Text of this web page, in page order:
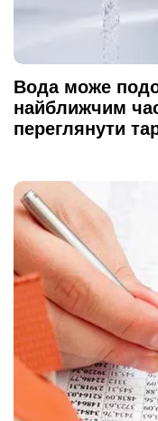
Вода може
найближчим
переглянути